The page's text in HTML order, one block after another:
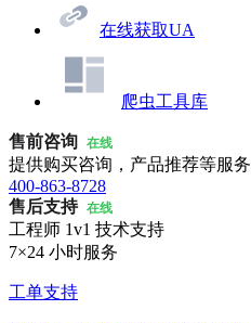
在线获取UA
爬虫工具库
售前咨询 在线
提供购买咨询，产品推荐等服务
400-863-8728
售后支持 在线
工程师 1v1 技术支持
7×24 小时服务
工单支持